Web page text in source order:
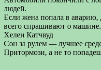
людей.
Если жена попала в аварию,
всего спрашивают о машине.
Хелен Катчвуд
Сон за рулем — лучшее
Притормози, а не то